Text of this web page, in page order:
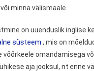
minna välismaale .
on uuenduslik inglise
süsteem , mis on
võõrkeele omandamisega
aja jooksul, nt enne